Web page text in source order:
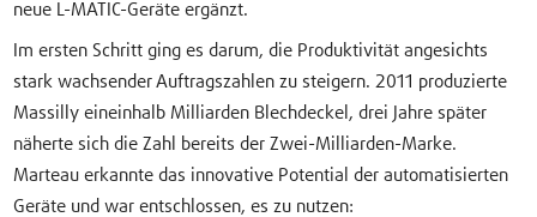
neue L-MATIC-Geräte ergänzt.
Im ersten Schritt ging es darum, die Produktivität angesichts
stark wachsender Auftragszahlen zu steigern. 2011 produzierte
Massilly eineinhalb Milliarden Blechdeckel, drei Jahre später
näherte sich die Zahl bereits der Zwei-Milliarden-Marke.
Marteau erkannte das innovative Potential der automatisierten
Geräte und war entschlossen, es zu nutzen: